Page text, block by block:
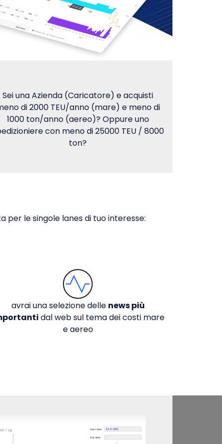
Sei una Azienda (Caricatore) e acquisti
di 2000 TEU/anno (mare) e meno di
1000 ton/anno (aereo)? Oppure uno
con meno di 25000 TEU / 8000
ton?
le singole lanes di tuo interesse:
avrai una selezione delle news più
dal web sul tema dei costi mare
e aereo